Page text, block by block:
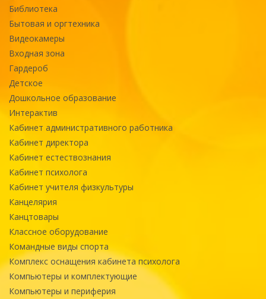
Библиотека
Бытовая и оргтехника
Видеокамеры
Входная зона
Гардероб
Детское
Дошкольное образование
Интерактив
Кабинет административного работника
Кабинет директора
Кабинет естествознания
Кабинет психолога
Кабинет учителя физкультуры
Канцелярия
Канцтовары
Классное оборудование
Командные виды спорта
Комплекс оснащения кабинета психолога
Компьютеры и комплектующие
Компьютеры и периферия